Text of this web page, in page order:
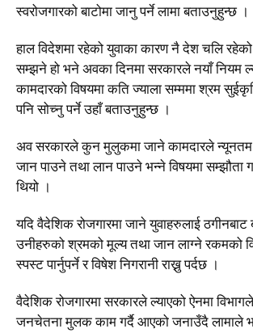
स्वरोजगारको बाटोमा जानु पर्ने लामा बताउनुहुन्छ ।
हाल विदेशमा रहेको युवाका कारण नै देश चलि रहेको
सम्झने हो भने अवका दिनमा सरकारले नयाँ नियम
कामदारको विषयमा कति ज्याला सम्ममा श्रम
पनि सोच्नु पर्ने उहाँ बताउनुहुन्छ ।
अव सरकारले कुन मुलुकमा जाने कामदारले न्यूनतम
जान पाउने तथा लान पाउने भन्ने विषयमा सम्झौता
थियो ।
यदि वैदेशिक रोजगारमा जाने युवाहरुलाई
उनीहरुको श्रमको मूल्य तथा जान लाग्ने रकमको
स्पस्ट पार्नुपर्ने र विषेश निगरानी राख्नु पर्दछ ।
वैदेशिक रोजगारमा सरकारले ल्याएको ऐनमा
जनचेतना मुलक काम गर्दै आएको जनाउँदै लामाले